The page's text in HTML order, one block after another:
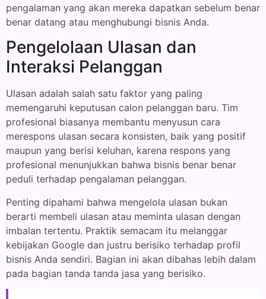
pengalaman yang akan mereka dapatkan sebelum benar
benar datang atau menghubungi bisnis Anda.
Pengelolaan Ulasan dan
Interaksi Pelanggan
Ulasan adalah salah satu faktor yang paling
memengaruhi keputusan calon pelanggan baru. Tim
profesional biasanya membantu menyusun cara
merespons ulasan secara konsisten, baik yang positif
maupun yang berisi keluhan, karena respons yang
profesional menunjukkan bahwa bisnis benar benar
peduli terhadap pengalaman pelanggan.
Penting dipahami bahwa mengelola ulasan bukan
berarti membeli ulasan atau meminta ulasan dengan
imbalan tertentu. Praktik semacam itu melanggar
kebijakan Google dan justru berisiko terhadap profil
bisnis Anda sendiri. Bagian ini akan dibahas lebih dalam
pada bagian tanda tanda jasa yang berisiko.